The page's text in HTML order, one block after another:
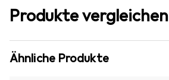
Produkte vergleichen
Ähnliche Produkte